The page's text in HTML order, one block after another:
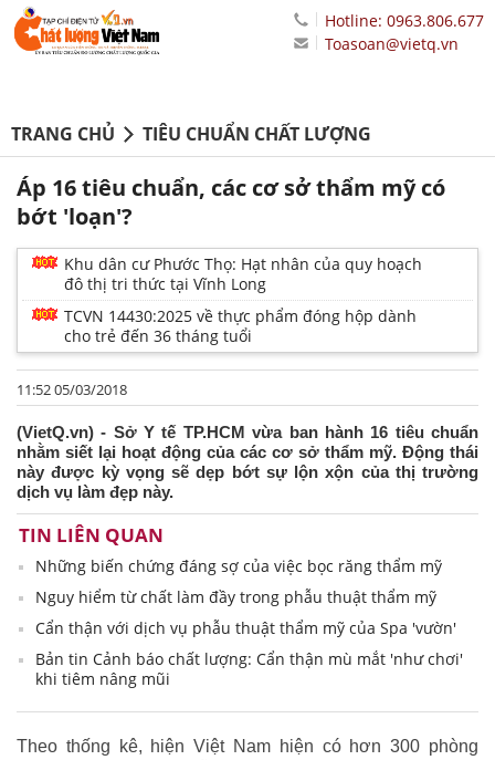
Hotline: 0963.806.677
Toasoan@vietq.vn
TRANG CHỦ TIÊU CHUẨN CHẤT LƯỢNG
Áp 16 tiêu chuẩn, các cơ sở thẩm mỹ có
bớt 'loạn'?
Khu dân cư Phước Thọ: Hạt nhân của quy hoạch
đô thị tri thức tại Vĩnh Long
TCVN 14430:2025 về thực phẩm đóng hộp dành
cho trẻ đến 36 tháng tuổi
11:52 05/03/2018
(VietQ.vn) - Sở Y tế TP.HCM vừa ban hành 16 tiêu chuẩn
nhằm siết lại hoạt động của các cơ sở thẩm mỹ. Động thái
này được kỳ vọng sẽ dẹp bớt sự lộn xộn của thị trường
dịch vụ làm đẹp này.
TIN LIÊN QUAN
Những biến chứng đáng sợ của việc bọc răng thẩm mỹ
Nguy hiểm từ chất làm đầy trong phẫu thuật thẩm mỹ
Cẩn thận với dịch vụ phẫu thuật thẩm mỹ của Spa 'vườn'
Bản tin Cảnh báo chất lượng: Cẩn thận mù mắt 'như chơi'
khi tiêm nâng mũi
Theo thống kê, hiện Việt Nam hiện có hơn 300 phòng